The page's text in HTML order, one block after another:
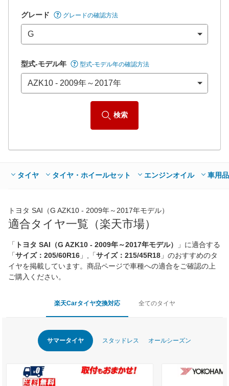
グレード グレードの確認方法
型式-モデル年 型式-モデル年の確認方法
検索
タイヤ タイヤ・ホイールセット エンジンオイル 車用品
トヨタ SAI（G AZK10 - 2009年～2017年モデル）
適合タイヤ一覧（楽天市場）
「 トヨタ SAI（G AZK10 - 2009年～2017年モデル）
」に適合する
「サイズ：205/60R16 」,「サイズ：215/45R18 」のおすすめのタ
イヤを掲載しています。商品ページで車種への適合をご確認の上
ご購入ください。
楽天Carタイヤ交換対応 全てのタイヤ
サマータイヤ スタッドレス オールシーズン